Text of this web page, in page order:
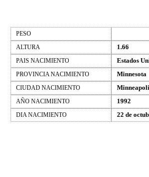
PESO
ALTURA
1.66
PAIS NACIMIENTO Estados
PROVINCIA NACIMIENTO Minnesota
CIUDAD NACIMIENTO
AÑO NACIMIENTO 1992
DIA NACIMIENTO 22 de